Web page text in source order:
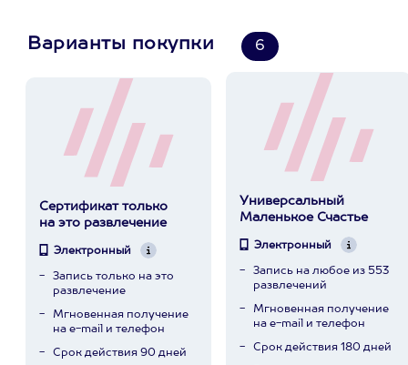
Варианты покупки 6
Сертификат только
на это развлечение
Электронный
Запись только на это
развлечение
Мгновенная получение
на e-mail и телефон
Срок действия 90 дней
Универсальный
Маленькое Счастье
Электронный
Запись на любое из 553
развлечений
Мгновенная получение
на e-mail и телефон
Срок действия 180 дней